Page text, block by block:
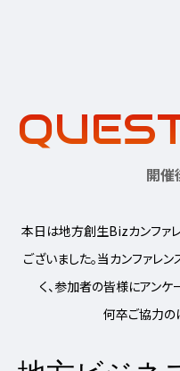
開催
本日は地方創生Bizカンファ
ございました。当カンファレ
く、参加者の皆様にアンケ
何卒ご協力の